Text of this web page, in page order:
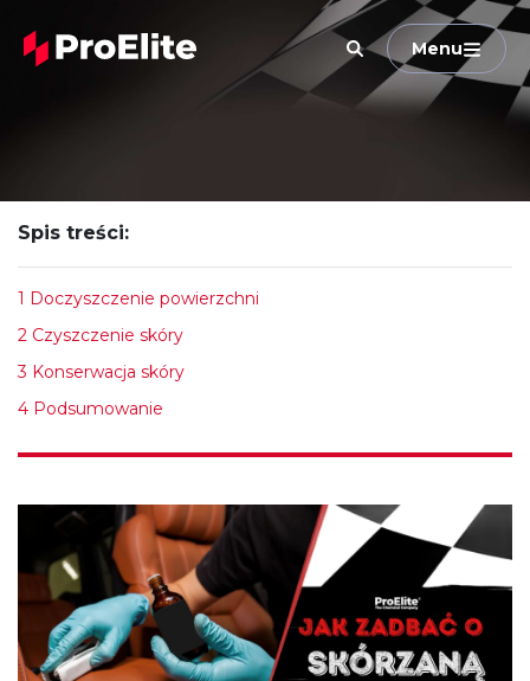
Menu
Spis treści:
1 Doczyszczenie powierzchni
2 Czyszczenie skóry
3 Konserwacja skóry
4 Podsumowanie